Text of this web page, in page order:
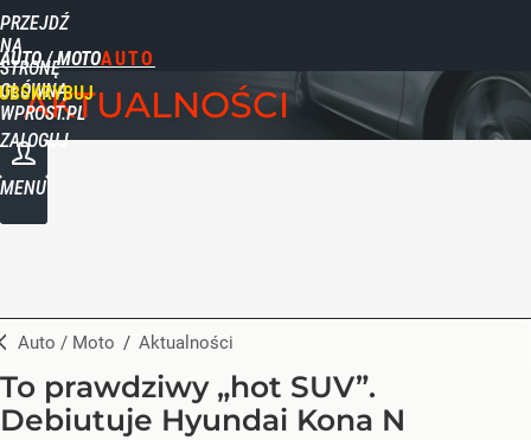
PRZEJDŹ
NA
STRONĘ
GŁÓWNĄ
WPROST.PL
AUTO / MOTO
ZALOGUJ
MENU
AKTUALNOŚCI
Auto / Moto / Aktualności
To prawdziwy „hot SUV”.
Debiutuje Hyundai Kona N